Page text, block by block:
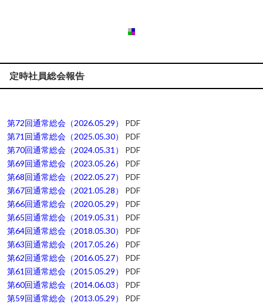
定時社員総会報告
第72回通常総会（2026.05.29）
PDF
第71回通常総会（2025.05.30）
PDF
第70回通常総会（2024.05.31）
PDF
第69回通常総会（2023.05.26）
PDF
第68回通常総会（2022.05.27）
PDF
第67回通常総会（2021.05.28）
PDF
第66回通常総会（2020.05.29）
PDF
第65回通常総会（2019.05.31）
PDF
第64回通常総会（2018.05.30）
PDF
第63回通常総会（2017.05.26）
PDF
第62回通常総会（2016.05.27）
PDF
第61回通常総会（2015.05.29）
PDF
第60回通常総会（2014.06.03）
PDF
第59回通常総会（2013.05.29）
PDF